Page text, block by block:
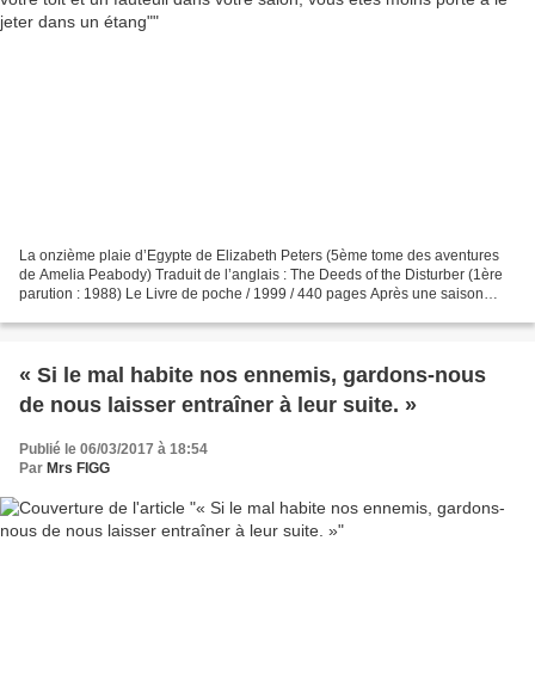
La onzième plaie d’Egypte de Elizabeth Peters (5ème tome des aventures
de Amelia Peabody) Traduit de l’anglais : The Deeds of the Disturber (1ère
parution : 1988) Le Livre de poche / 1999 / 440 pages Après une saison
« Si le mal habite nos ennemis, gardons-nous
de nous laisser entraîner à leur suite. »
Publié le 06/03/2017 à 18:54
Par Mrs FIGG